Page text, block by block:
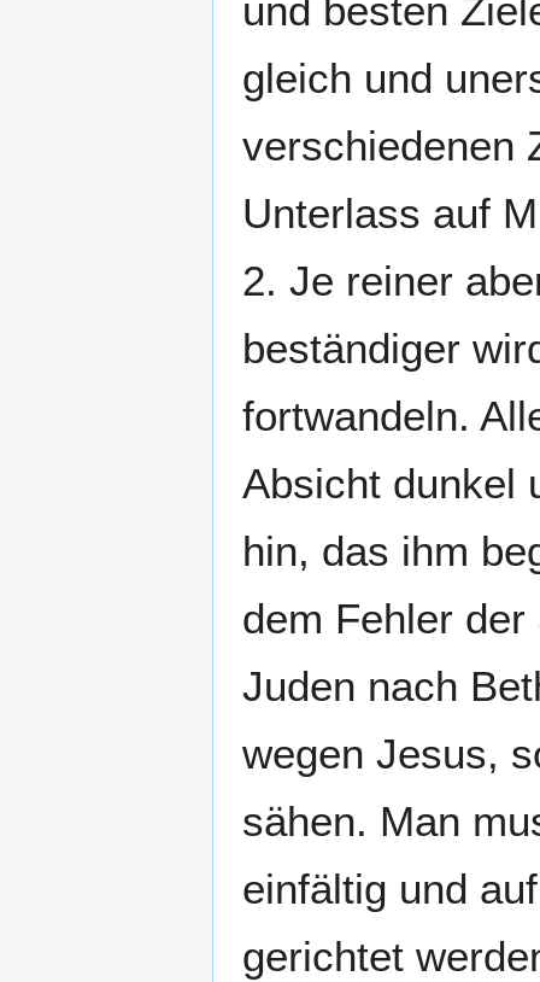
und besten
gleich und
verschiedenen
Unterlass auf
2. Je reiner
beständiger
fortwandeln.
Absicht dunkel
hin, das ihm
dem Fehler
Juden nach
wegen Jesus,
sähen. Man
einfältig und
gerichtet